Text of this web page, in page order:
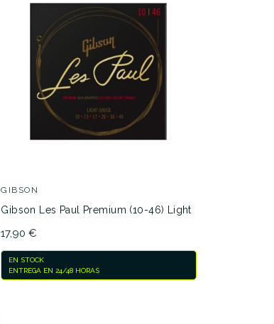
JUEGELEDAD025
GIBSON
Gibson Les Paul Premium (10-46) Light
17,90 €
EN STOCK
ENTREGA EN 24/48 HORAS